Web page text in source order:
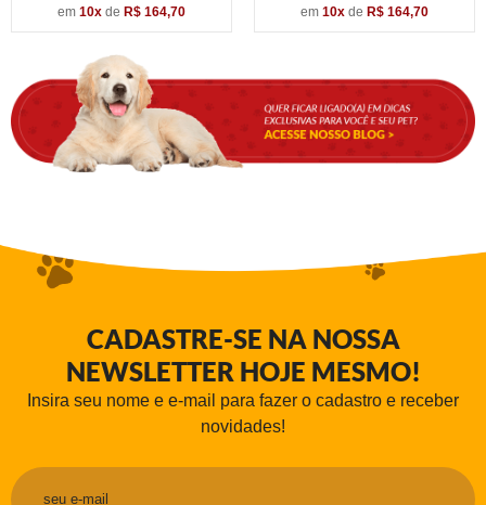
em 10x de R$ 164,70 em 10x de R$ 164,70
CADASTRE-SE NA NOSSA
NEWSLETTER HOJE MESMO!
Insira seu nome e e-mail para fazer o cadastro e receber
novidades!